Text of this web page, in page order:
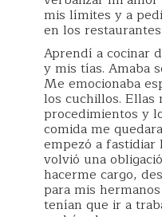
mis límites y a
en los
Aprendí a cocinar
y mis tías. Amaba
Me emocionaba
los cuchillos. Ellas
procedimientos y
comida me
empezó a fastidiar
volvió una
hacerme cargo,
para mis
tenían que ir a